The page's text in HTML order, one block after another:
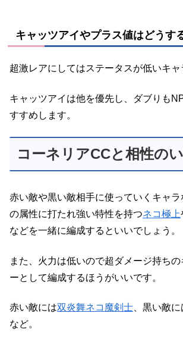
キャッツアイやプラス値はどうす
超激レアにしてはステータスが低いキャ
キャッツアイは他を優先し、ダブりも
すすめします。
コーネリアCCと相性の
赤い敵や黒い敵相手に使っていくキャ
の属性に打たれ強い特性を持つネコ極上
などを一緒に編成するといいでしょう。
また、火力は低いので超ダメージ持ち
ーとして編成するほうがいいです。
赤い敵には双炎舞ネコ魔剣士 、黒い敵に
など。